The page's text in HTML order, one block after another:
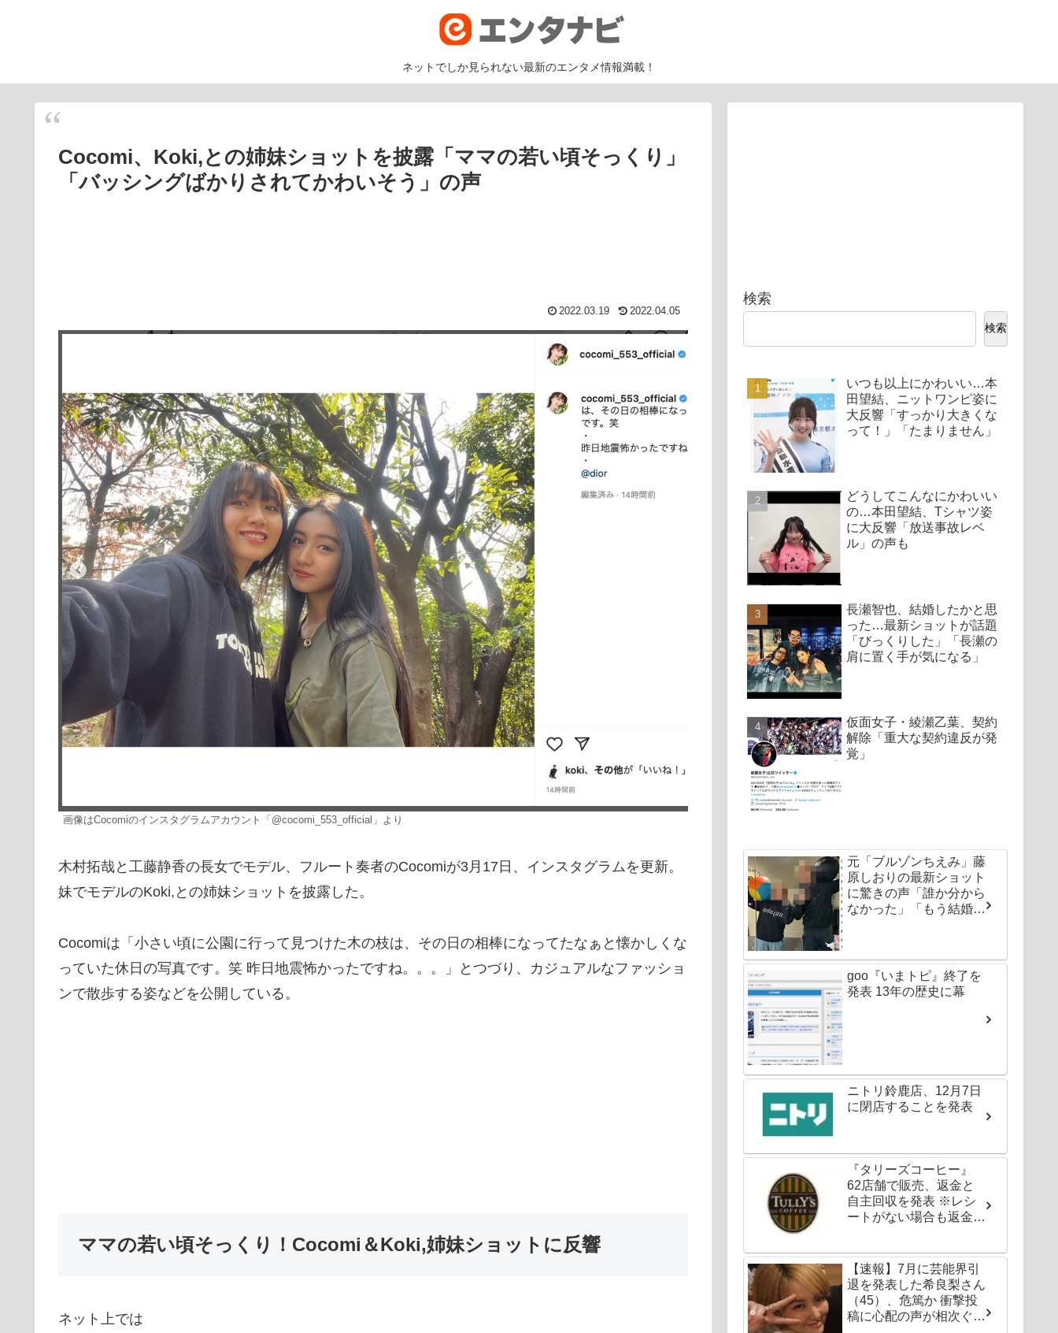
ネットでしか見られない最新のエンタメ情報満載！
Cocomi、Koki,との姉妹ショットを披露「ママの若い頃そっくり」
「バッシングばかりされてかわいそう」の声
2022.03.19 2022.04.05
画像はCocomiのインスタグラムアカウント「@cocomi_553_official」より
木村拓哉と工藤静香の長女でモデル、フルート奏者のCocomiが3月17日、インスタグラムを更新。
妹でモデルのKoki,との姉妹ショットを披露した。
Cocomiは「小さい頃に公園に行って見つけた木の枝は、その日の相棒になってたなぁと懐かしくな
っていた休日の写真です。笑 昨日地震怖かったですね。。。」とつづり、カジュアルなファッショ
ンで散歩する姿などを公開している。
ママの若い頃そっくり！Cocomi＆Koki,姉妹ショットに反響
ネット上では
検索
検索
いつも以上にかわいい…本
田望結、ニットワンピ姿に
大反響「すっかり大きくな
って！」「たまりません」
どうしてこんなにかわいい
の…本田望結、Tシャツ姿
に大反響「放送事故レベ
ル」の声も
長瀬智也、結婚したかと思
った…最新ショットが話題
「びっくりした」「長瀬の
肩に置く手が気になる」
仮面女子・綾瀬乙葉、契約
解除「重大な契約違反が発
覚」
元「ブルゾンちえみ」藤
原しおりの最新ショット
に驚きの声「誰か分から
なかった」「もう結婚し
goo『いまトピ』終了を
発表 13年の歴史に幕
ニトリ鈴鹿店、12月7日
に閉店することを発表
『タリーズコーヒー』
62店舗で販売、返金と
自主回収を発表 ※レシ
ートがない場合も返金対
【速報】7月に芸能界引
退を発表した希良梨さん
（45）、危篤か 衝撃投
稿に心配の声が相次ぐ